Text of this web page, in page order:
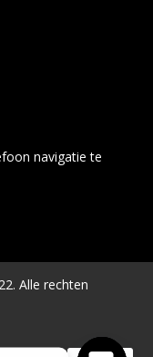
navigatie te
Alle rechten